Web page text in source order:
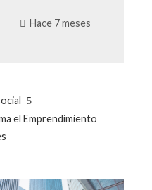
Hace 7 meses
el Emprendimiento